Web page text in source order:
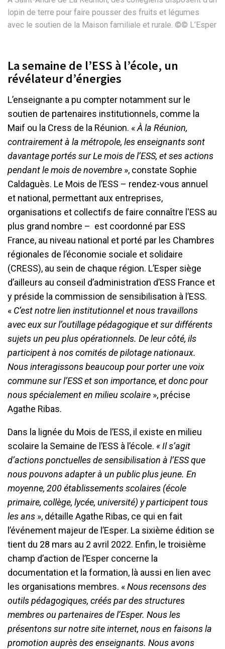
lopin de terre pour faire pousser des fruits et légumes
avec le soutien de la Maison familiale et rurale. ©© L’Esper
La semaine de l’ESS à l’école, un
révélateur d’énergies
L’enseignante a pu compter notamment sur le
soutien de partenaires institutionnels, comme la
Maif ou la Cress de la Réunion. «À la Réunion,
contrairement à la métropole, les enseignants sont
davantage portés sur Le mois de l’ESS, et ses actions
pendant le mois de novembre », constate Sophie
Caldaguès. Le Mois de l’ESS – rendez-vous annuel
et national, permettant aux entreprises,
organisations et collectifs de faire connaître l'ESS au
plus grand nombre – est coordonné par ESS
France, au niveau national et porté par les Chambres
régionales de l’économie sociale et solidaire
(CRESS), au sein de chaque région. L’Esper siège
d’ailleurs au conseil d’administration d’ESS France et
y préside la commission de sensibilisation à l’ESS.
« C’est notre lien institutionnel et nous travaillons
avec eux sur l’outillage pédagogique et sur différents
sujets un peu plus opérationnels. De leur côté, ils
participent à nos comités de pilotage nationaux.
Nous interagissons beaucoup pour porter une voix
commune sur l’ESS et son importance, et donc pour
nous spécialement en milieu scolaire », précise
Agathe Ribas.
Dans la lignée du Mois de l’ESS, il existe en milieu
scolaire la Semaine de l’ESS à l’école. « Il s’agit
d’actions ponctuelles de sensibilisation à l’ESS que
nous pouvons adapter à un public plus jeune. En
moyenne, 200 établissements scolaires (école
primaire, collège, lycée, université) y participent tous
les ans », détaille Agathe Ribas, ce qui en fait
l’événement majeur de l’Esper. La sixième édition se
tient du 28 mars au 2 avril 2022. Enfin, le troisième
champ d’action de l’Esper concerne la
documentation et la formation, là aussi en lien avec
les organisations membres. «Nous recensons des
outils pédagogiques, créés par des structures
membres ou partenaires de l’Esper. Nous les
présentons sur notre site internet, nous en faisons la
promotion auprès des enseignants. Nous avons